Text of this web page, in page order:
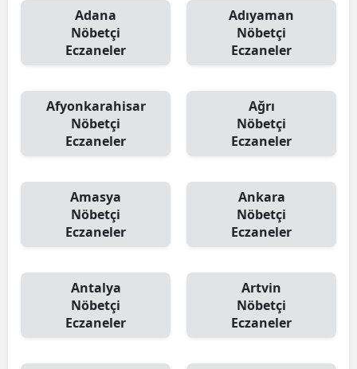
Adana
Nöbetçi
Eczaneler
Adıyaman
Nöbetçi
Eczaneler
Afyonkarahisar
Nöbetçi
Eczaneler
Ağrı
Nöbetçi
Eczaneler
Amasya
Nöbetçi
Eczaneler
Ankara
Nöbetçi
Eczaneler
Antalya
Nöbetçi
Eczaneler
Artvin
Nöbetçi
Eczaneler